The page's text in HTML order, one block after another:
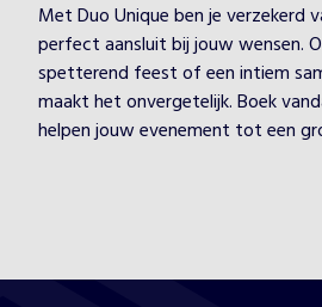
Met Duo Unique ben je verzekerd
perfect aansluit bij jouw wensen.
spetterend feest of een intiem
maakt het onvergetelijk. Boek
helpen jouw evenement tot een